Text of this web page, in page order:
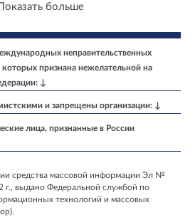
Показать больше
неправительственных
которых признана нежелательной на
↓
и запрещены организации: ↓
лица, признанные в России
средства массовой информации Эл №
выдано Федеральной службой по
технологий и массовых